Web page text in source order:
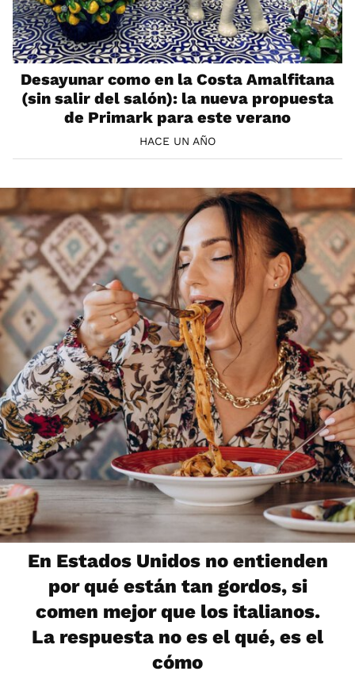
Desayunar como en la Costa Amalfitana
(sin salir del salón): la nueva propuesta
de Primark para este verano
HACE UN AÑO
En Estados Unidos no entienden
por qué están tan gordos, si
comen mejor que los italianos.
La respuesta no es el qué, es el
cómo